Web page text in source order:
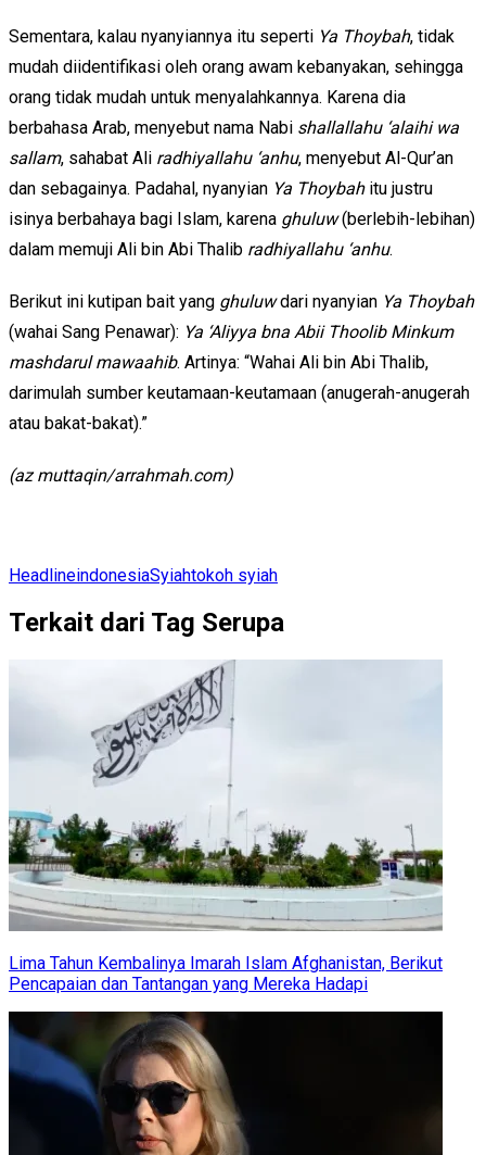
Sementara, kalau nyanyiannya itu seperti Ya Thoybah, tidak
mudah diidentifikasi oleh orang awam kebanyakan, sehingga
orang tidak mudah untuk menyalahkannya. Karena dia
berbahasa Arab, menyebut nama Nabi shallallahu ‘alaihi wa
sallam, sahabat Ali radhiyallahu ‘anhu, menyebut Al-Qur’an
dan sebagainya. Padahal, nyanyian Ya Thoybahitu justru
isinya berbahaya bagi Islam, karena ghuluw(berlebih-lebihan)
dalam memuji Ali bin Abi Thalib radhiyallahu ‘anhu.
Berikut ini kutipan bait yang ghuluwdari nyanyian Ya Thoybah
(wahai Sang Penawar): Ya ‘Aliyya bna Abii Thoolib Minkum
mashdarul mawaahib. Artinya: “Wahai Ali bin Abi Thalib,
darimulah sumber keutamaan-keutamaan (anugerah-anugerah
atau bakat-bakat).”
(az muttaqin/arrahmah.com)
HeadlineindonesiaSyiahtokoh syiah
Terkait dari Tag Serupa
Lima Tahun Kembalinya Imarah Islam Afghanistan, Berikut
Pencapaian dan Tantangan yang Mereka Hadapi